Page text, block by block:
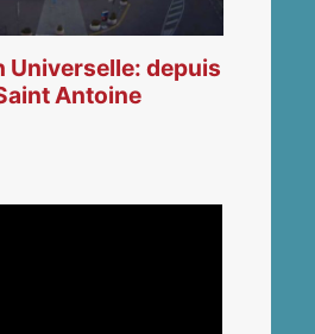
Universelle: depuis
Antoine